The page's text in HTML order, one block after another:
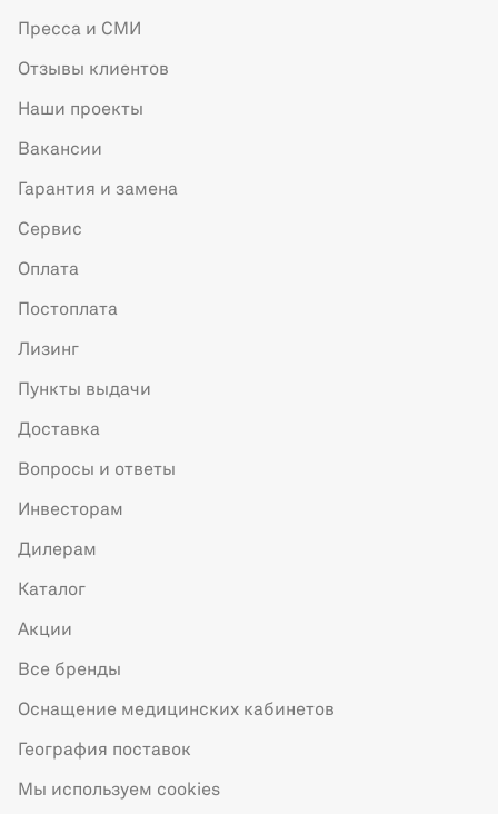
Пресса и СМИ
Отзывы клиентов
Наши проекты
Вакансии
Гарантия и замена
Сервис
Оплата
Постоплата
Лизинг
Пункты выдачи
Доставка
Вопросы и ответы
Инвесторам
Дилерам
Каталог
Акции
Все бренды
Оснащение медицинских кабинетов
География поставок
Мы используем cookies